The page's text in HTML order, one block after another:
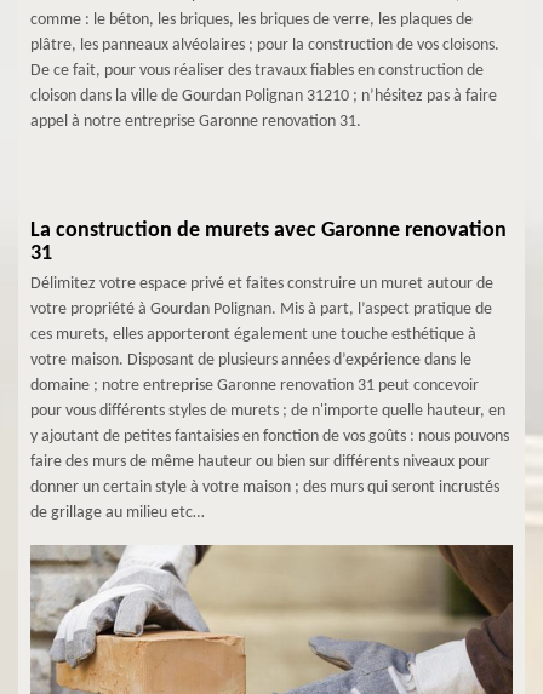
comme : le béton, les briques, les briques de verre, les plaques de
plâtre, les panneaux alvéolaires ; pour la construction de vos cloisons.
De ce fait, pour vous réaliser des travaux fiables en construction de
cloison dans la ville de Gourdan Polignan 31210 ; n’hésitez pas à faire
appel à notre entreprise Garonne renovation 31.
La construction de murets avec Garonne renovation
31
Délimitez votre espace privé et faites construire un muret autour de
votre propriété à Gourdan Polignan. Mis à part, l’aspect pratique de
ces murets, elles apporteront également une touche esthétique à
votre maison. Disposant de plusieurs années d’expérience dans le
domaine ; notre entreprise Garonne renovation 31 peut concevoir
pour vous différents styles de murets ; de n'importe quelle hauteur, en
y ajoutant de petites fantaisies en fonction de vos goûts : nous pouvons
faire des murs de même hauteur ou bien sur différents niveaux pour
donner un certain style à votre maison ; des murs qui seront incrustés
de grillage au milieu etc…